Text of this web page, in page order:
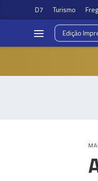
D7 Turismo
Edição